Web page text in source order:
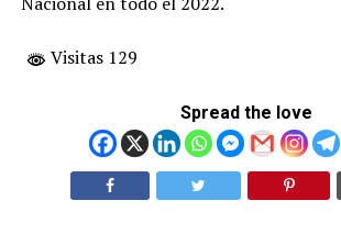
Visitas 129
Spread the love